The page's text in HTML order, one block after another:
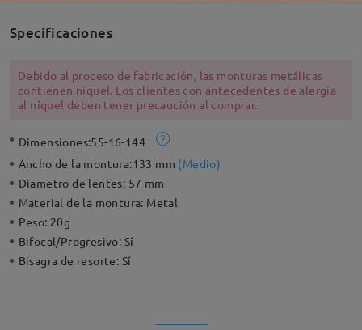
Specificaciones
Debido al proceso de fabricación, las monturas metálicas
contienen níquel. Los clientes con antecedentes de alergia
al níquel deben tener precaución al comprar.
Dimensiones:55-16-144
Ancho de la montura:133 mm (Medio)
Diametro de lentes: 57 mm
Material de la montura: Metal
Peso: 20g
Bifocal/Progresivo: Sí
Bisagra de resorte: Sí